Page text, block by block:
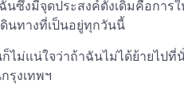
ซึ่งมีจุดประสงค์ดั้งเดิมคือการ
นทางที่เป็นอยู่ทุกวันนี้
ก็ไม่แน่ใจว่าถ้าฉันไม่ได้ย้ายไป
รุงเทพฯ